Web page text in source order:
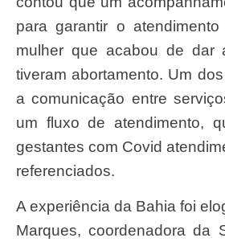
para garantir o
mulher que acabou de
tiveram abortamento. Um
a comunicação entre
um fluxo de atendimento,
gestantes com Covid
referenciados.
A experiência da Bahia foi elogiada por Ananda
Marques, coordenadora da